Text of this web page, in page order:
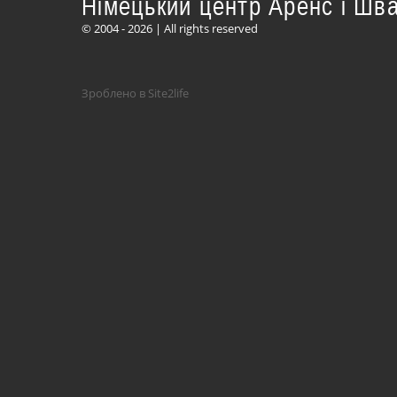
Німецький центр Аренс і
© 2004 - 2026 | All rights reserved
Зроблено в Site2life